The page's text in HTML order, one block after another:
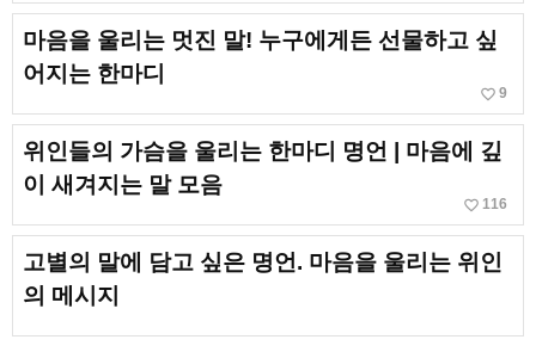
마음을 울리는 멋진 말! 누구에게든 선물하고 싶
어지는 한마디
favorite_border 9
위인들의 가슴을 울리는 한마디 명언 | 마음에 깊
이 새겨지는 말 모음
favorite_border 116
고별의 말에 담고 싶은 명언. 마음을 울리는 위인
의 메시지